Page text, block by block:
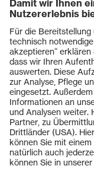
HexArmor
uvex sports
Rainer Winter Stiftung
ZU DEN SHOPS